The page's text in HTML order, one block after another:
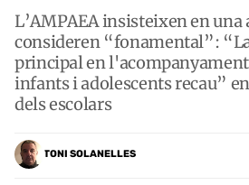
L’AMPAEA insisteixen en una
consideren “fonamental”:
principal en
infants i adolescents recau”
dels escolars
TONI SOLANELLES